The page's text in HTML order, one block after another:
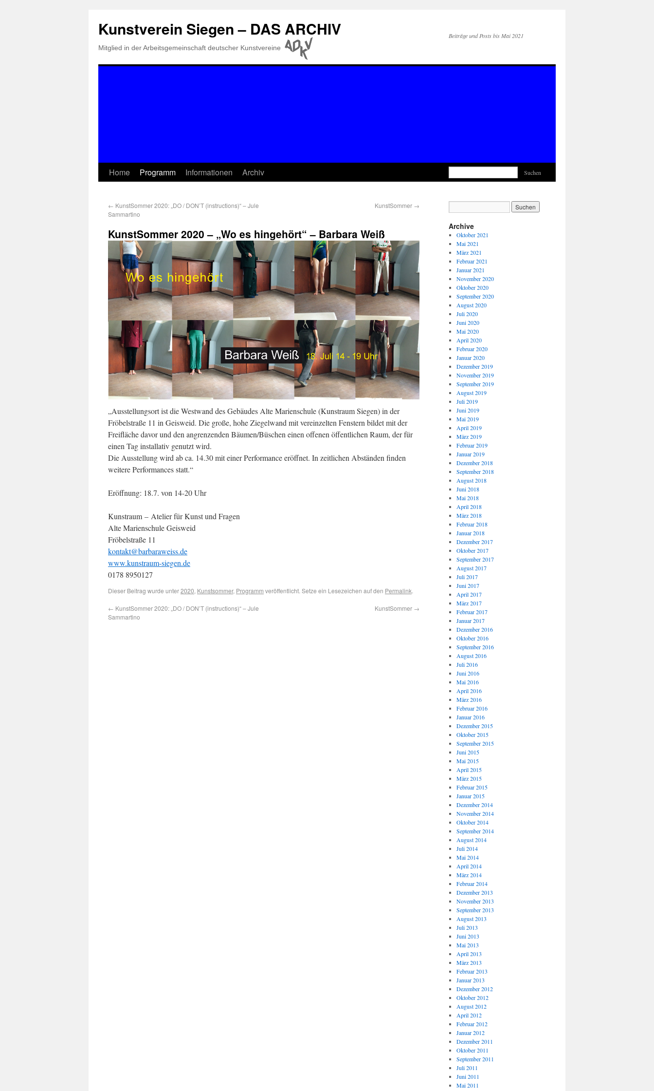
Kunstverein Siegen – DAS ARCHIV
Mitglied in der Arbeitsgemeinschaft deutscher Kunstvereine
Beiträge und Posts bis Mai 2021
Home Programm Informationen Archiv Suchen
← KunstSommer 2020: „DO / DON’T (instructions)“ – Jule
Sammartino
KunstSommer →
KunstSommer 2020 – „Wo es hingehört“ – Barbara Weiß
„Ausstellungsort ist die Westwand des Gebäudes Alte Marienschule (Kunstraum Siegen) in der
Fröbelstraße 11 in Geisweid. Die große, hohe Ziegelwand mit vereinzelten Fenstern bildet mit der
Freifläche davor und den angrenzenden Bäumen/Büschen einen offenen öffentlichen Raum, der für
einen Tag installativ genutzt wird.
Die Ausstellung wird ab ca. 14.30 mit einer Performance eröffnet. In zeitlichen Abständen finden
weitere Performances statt.“
Eröffnung: 18.7. von 14-20 Uhr
Kunstraum – Atelier für Kunst und Fragen
Alte Marienschule Geisweid
Fröbelstraße 11
kontakt@barbaraweiss.de
www.kunstraum-siegen.de
0178 8950127
Dieser Beitrag wurde unter2020, Kunstsommer, Programm veröffentlicht. Setze ein Lesezeichen auf den Permalink.
← KunstSommer 2020: „DO / DON’T (instructions)“ – Jule
Sammartino
KunstSommer →
Archive
Oktober 2021
Mai 2021
März 2021
Februar 2021
Januar 2021
November 2020
Oktober 2020
September 2020
August 2020
Juli 2020
Juni 2020
Mai 2020
April 2020
Februar 2020
Januar 2020
Dezember 2019
November 2019
September 2019
August 2019
Juli 2019
Juni 2019
Mai 2019
April 2019
März 2019
Februar 2019
Januar 2019
Dezember 2018
September 2018
August 2018
Juni 2018
Mai 2018
April 2018
März 2018
Februar 2018
Januar 2018
Dezember 2017
Oktober 2017
September 2017
August 2017
Juli 2017
Juni 2017
April 2017
März 2017
Februar 2017
Januar 2017
Dezember 2016
Oktober 2016
September 2016
August 2016
Juli 2016
Juni 2016
Mai 2016
April 2016
März 2016
Februar 2016
Januar 2016
Dezember 2015
Oktober 2015
September 2015
Juni 2015
Mai 2015
April 2015
März 2015
Februar 2015
Januar 2015
Dezember 2014
November 2014
Oktober 2014
September 2014
August 2014
Juli 2014
Mai 2014
April 2014
März 2014
Februar 2014
Dezember 2013
November 2013
September 2013
August 2013
Juli 2013
Juni 2013
Mai 2013
April 2013
März 2013
Februar 2013
Januar 2013
Dezember 2012
Oktober 2012
August 2012
April 2012
Februar 2012
Januar 2012
Dezember 2011
Oktober 2011
September 2011
Juli 2011
Juni 2011
Mai 2011